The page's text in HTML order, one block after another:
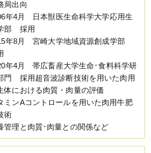
局出向
年4月 日本獣医生命科学大学応用生
部 採用
年8月 宮崎大学地域資源創成学部
年4月 帯広畜産大学生命･食料科学研
門 採用超音波診断技術を用いた肉用
体における肉質・肉量の評価
ミンAコントロールを用いた肉用牛肥
術
管理と肉質･肉量との関係など